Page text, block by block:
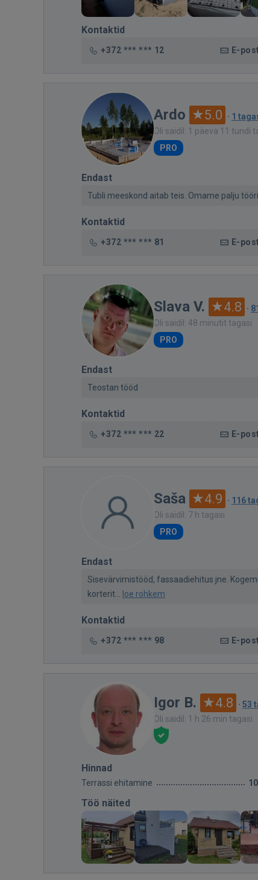
Kontaktid
+372 *** *** 12 E-post
Ardo 5.0 · 1
Oli saidil: 1 päeva 11 tundi
PRO
Endast
Tubli meeskond aitab teis. Omame palju
Kontaktid
+372 *** *** 81 E-post
Slava V. 4.8 ·
Oli saidil: 48 minutit tagasi
PRO
Endast
Teostan tööd
Kontaktid
+372 *** *** 22 E-post
Saša 4.9 · 116
Oli saidil: 7 h tagasi
PRO
Endast
Sisevärvimistööd, fassaadiehitus jne.
korterit...
loe rohkem
Kontaktid
+372 *** *** 98 E-post
Igor B. 4.8 · 53
Oli saidil: 1 h 26 min tagasi
Hinnad
Terrassi ehitamine
Töö näited